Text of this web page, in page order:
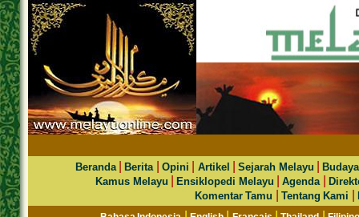
Beranda|Berita Opini Artikel |Sejarah Melayu |
Kamus Melayu
|Ensiklopedi Melayu |Agenda |
Komentar Tamu
|Tentang Kami |